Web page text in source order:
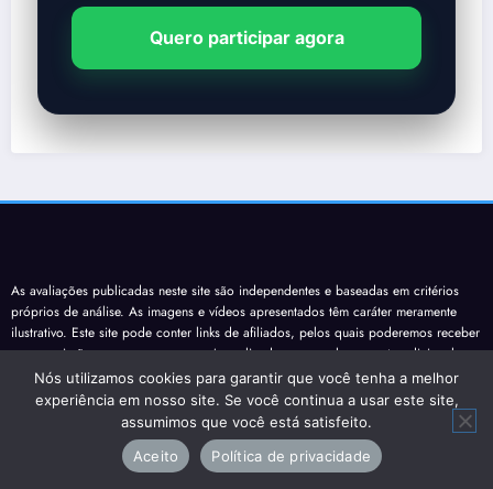
Quero participar agora
As avaliações publicadas neste site são independentes e baseadas em critérios
próprios de análise. As imagens e vídeos apresentados têm caráter meramente
ilustrativo. Este site pode conter links de afiliados, pelos quais poderemos receber
uma comissão caso uma compra seja realizada, sem qualquer custo adicional
para o usuário.
Artigos Recentes
Micro-ondas Electrolux 34L ME3HP Home Pro de Embutir com Grill: Vale a
Nós utilizamos cookies para garantir que você tenha a melhor
experiência em nosso site. Se você continua a usar este site,
assumimos que você está satisfeito.
Aceito
Política de privacidade